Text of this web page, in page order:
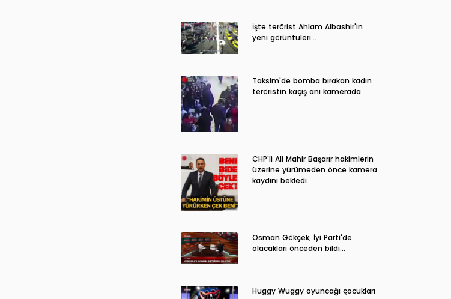
İşte terörist Ahlam Albashir'in
yeni görüntüleri…
Taksim'de bomba bırakan kadın
teröristin kaçış anı kamerada
CHP'li Ali Mahir Başarır hakimlerin
üzerine yürümeden önce kamera
kaydını bekledi
Osman Gökçek, İyi Parti'de
olacakları önceden bildi...
Huggy Wuggy oyuncağı çocukları